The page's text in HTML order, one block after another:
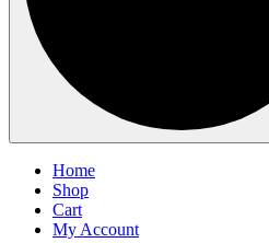
Home
Shop
Cart
My Account